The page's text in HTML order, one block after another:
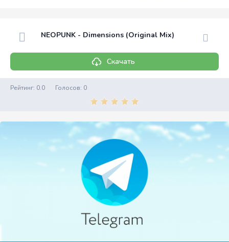
NEOPUNK - Dimensions (Original Mix)
Скачать
Рейтинг: 0.0 Голосов: 0